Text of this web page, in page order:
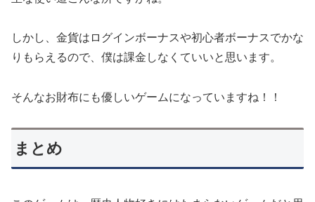
しかし、金貨はログインボーナスや初心者ボーナスでかな
りもらえるので、僕は課金しなくていいと思います。
そんなお財布にも優しいゲームになっていますね！！
まとめ